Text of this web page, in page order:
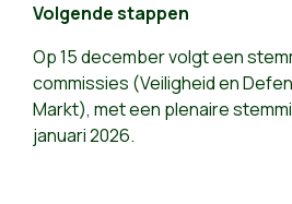
Volgende stappen
Op 15 december volgt een
commissies (Veiligheid en
Markt), met een plenaire
januari 2026.